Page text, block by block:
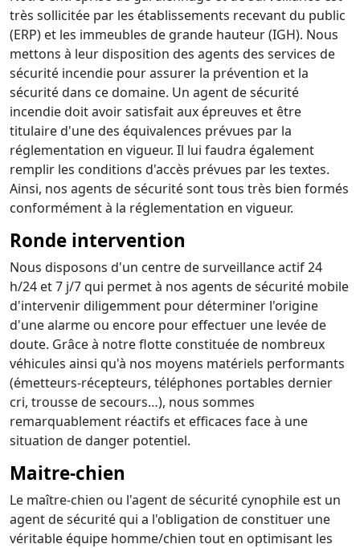
très sollicitée par les établissements recevant du public
(ERP) et les immeubles de grande hauteur (IGH). Nous
mettons à leur disposition des agents des services de
sécurité incendie pour assurer la prévention et la
sécurité dans ce domaine. Un agent de sécurité
incendie doit avoir satisfait aux épreuves et être
titulaire d'une des équivalences prévues par la
réglementation en vigueur. Il lui faudra également
remplir les conditions d'accès prévues par les textes.
Ainsi, nos agents de sécurité sont tous très bien formés
conformément à la réglementation en vigueur.
Ronde intervention
Nous disposons d'un centre de surveillance actif 24
h/24 et 7 j/7 qui permet à nos agents de sécurité mobile
d'intervenir diligemment pour déterminer l'origine
d'une alarme ou encore pour effectuer une levée de
doute. Grâce à notre flotte constituée de nombreux
véhicules ainsi qu'à nos moyens matériels performants
(émetteurs-récepteurs, téléphones portables dernier
cri, trousse de secours…), nous sommes
remarquablement réactifs et efficaces face à une
situation de danger potentiel.
Maitre-chien
Le maître-chien ou l'agent de sécurité cynophile est un
agent de sécurité qui a l'obligation de constituer une
véritable équipe homme/chien tout en optimisant les